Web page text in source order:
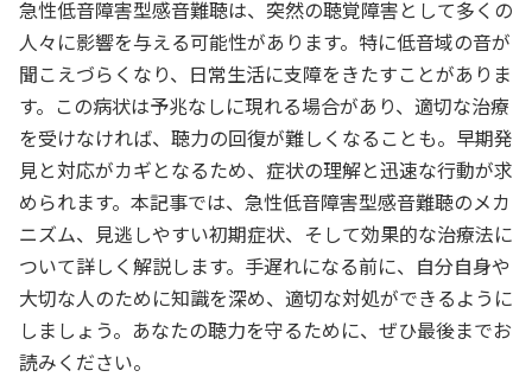
急性低音障害型感音難聴は、突然の聴覚障害として多くの
人々に影響を与える可能性があります。特に低音域の音が
聞こえづらくなり、日常生活に支障をきたすことがありま
す。この病状は予兆なしに現れる場合があり、適切な治療
を受けなければ、聴力の回復が難しくなることも。早期発
見と対応がカギとなるため、症状の理解と迅速な行動が求
められます。本記事では、急性低音障害型感音難聴のメカ
ニズム、見逃しやすい初期症状、そして効果的な治療法に
ついて詳しく解説します。手遅れになる前に、自分自身や
大切な人のために知識を深め、適切な対処ができるように
しましょう。あなたの聴力を守るために、ぜひ最後までお
読みください。